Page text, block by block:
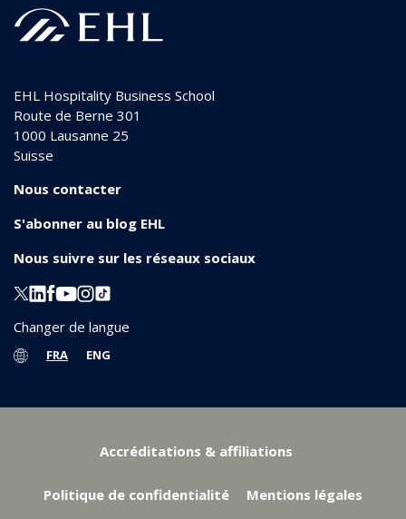
EHL Hospitality Business School
Route de Berne 301
1000 Lausanne 25
Suisse
Nous contacter
S'abonner au blog EHL
Nous suivre sur les réseaux sociaux
Changer de langue
FRA ENG
Accréditations & affiliations
Politique de confidentialité Mentions légales